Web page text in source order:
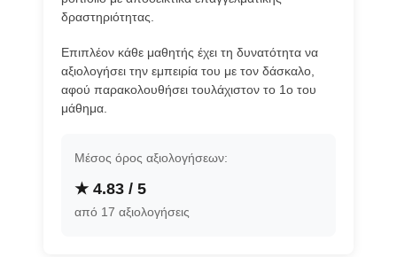
δραστηριότητας.
Επιπλέον κάθε μαθητής έχει τη δυνατότητα να
αξιολογήσει την εμπειρία του με τον δάσκαλο,
αφού παρακολουθήσει τουλάχιστον το 1ο του
μάθημα.
Μέσος όρος αξιολογήσεων:
★ 4.83 / 5
από 17 αξιολογήσεις